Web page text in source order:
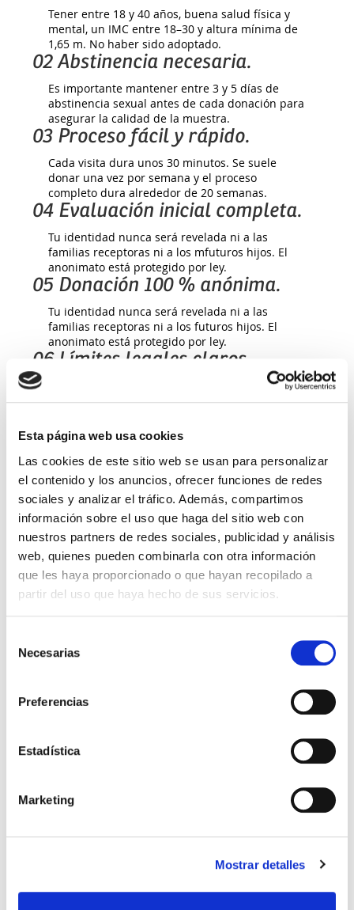
Esta página web usa cookies
Las cookies de este sitio web se usan para personalizar
el contenido y los anuncios, ofrecer funciones de redes
sociales y analizar el tráfico. Además, compartimos
información sobre el uso que haga del sitio web con
nuestros partners de redes sociales, publicidad y análisis
web, quienes pueden combinarla con otra información
que les haya proporcionado o que hayan recopilado a
partir del uso que haya hecho de sus servicios.
Necesarias
Preferencias
Estadística
Marketing
Mostrar detalles
Tener entre 18 y 40 años, buena salud física y
mental, un IMC entre 18–30 y altura mínima de
1,65 m. No haber sido adoptado.
02 Abstinencia necesaria.
Es importante mantener entre 3 y 5 días de
abstinencia sexual antes de cada donación para
asegurar la calidad de la muestra.
03 Proceso fácil y rápido.
Cada visita dura unos 30 minutos. Se suele
donar una vez por semana y el proceso
completo dura alrededor de 20 semanas.
04 Evaluación inicial completa.
Tu identidad nunca será revelada ni a las
familias receptoras ni a los mfuturos hijos. El
anonimato está protegido por ley.
05 Donación 100 % anónima.
Tu identidad nunca será revelada ni a las
familias receptoras ni a los futuros hijos. El
anonimato está protegido por ley.
06 Límites legales claros.
La normativa establece un número máximo de
hijos nacidos de un mismo donante para
07 Sin responsabilidades
futuras.
Como donante no tendrás obligaciones legales
ni afectivas hacia los hijos concebidos. Todo el
proceso está regulado por la Ley 14/2006.
08 Varias donaciones posibles.
Podrás donar varias veces, siempre que
cumplas los requisitos médicos y se respete el
límite legal.
09 Compensación
La ley contempla cubrir las molestias y
desplazamientos derivados del proceso. Lo más
ayudado a crear una nueva familia.
En Accuna te cuidamos en todo momento, con
de seguridad y confidencialidad.